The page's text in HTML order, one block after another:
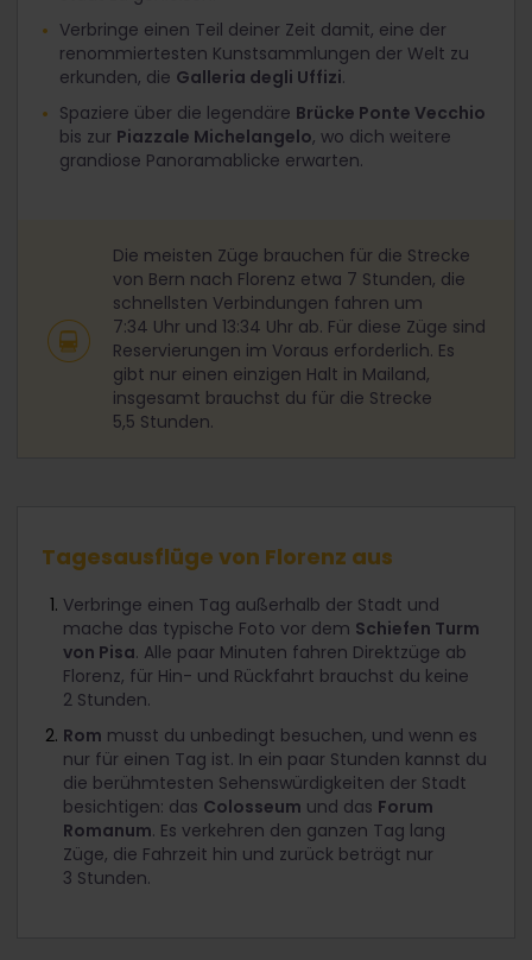
Verbringe einen Teil deiner Zeit damit, eine der
renommiertesten Kunstsammlungen der Welt zu
erkunden, die Galleria degli Uffizi.
Spaziere über die legendäre Brücke Ponte Vecchio
bis zur Piazzale Michelangelo, wo dich weitere
grandiose Panoramablicke erwarten.
Die meisten Züge brauchen für die Strecke
von Bern nach Florenz etwa 7 Stunden, die
schnellsten Verbindungen fahren um
7:34 Uhr und 13:34 Uhr ab. Für diese Züge sind
Reservierungen im Voraus erforderlich. Es
gibt nur einen einzigen Halt in Mailand,
insgesamt brauchst du für die Strecke
5,5 Stunden.
Tagesausflüge von Florenz aus
Verbringe einen Tag außerhalb der Stadt und
mache das typische Foto vor dem Schiefen Turm
von Pisa. Alle paar Minuten fahren Direktzüge ab
Florenz, für Hin- und Rückfahrt brauchst du keine
2 Stunden.
Rom musst du unbedingt besuchen, und wenn es
nur für einen Tag ist. In ein paar Stunden kannst du
die berühmtesten Sehenswürdigkeiten der Stadt
besichtigen: das Colosseum und das Forum
Romanum. Es verkehren den ganzen Tag lang
Züge, die Fahrzeit hin und zurück beträgt nur
3 Stunden.